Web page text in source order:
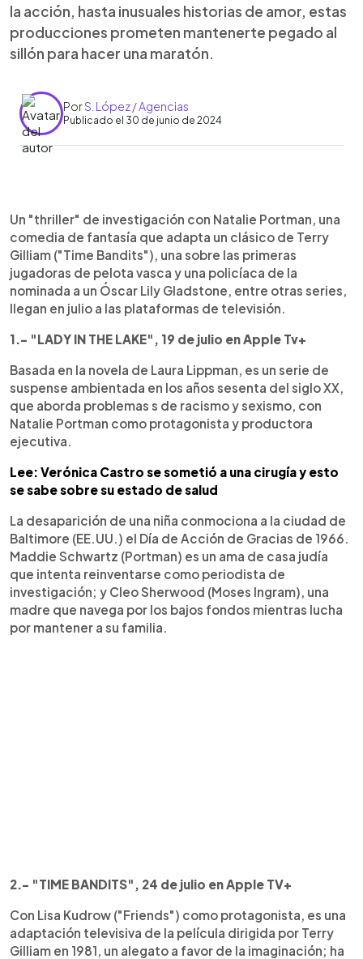
la acción, hasta inusuales historias de amor, estas
producciones prometen mantenerte pegado al
sillón para hacer una maratón.
PorS. López / Agencias
Publicado el 30 de junio de 2024
► Escuchar artículo
Un "thriller" de investigación con Natalie Portman, una
comedia de fantasía que adapta un clásico de Terry
Gilliam ("Time Bandits"), una sobre las primeras
jugadoras de pelota vasca y una policíaca de la
nominada a un Óscar Lily Gladstone, entre otras series,
llegan en julio a las plataformas de televisión.
1.- "LADY IN THE LAKE", 19 de julio en Apple Tv+
Basada en la novela de Laura Lippman, es un serie de
suspense ambientada en los años sesenta del siglo XX,
que aborda problemas s de racismo y sexismo, con
Natalie Portman como protagonista y productora
ejecutiva.
Lee: Verónica Castro se sometió a una cirugía y esto
se sabe sobre su estado de salud
La desaparición de una niña conmociona a la ciudad de
Baltimore (EE.UU.) el Día de Acción de Gracias de 1966.
Maddie Schwartz (Portman) es un ama de casa judía
que intenta reinventarse como periodista de
investigación; y Cleo Sherwood (Moses Ingram), una
madre que navega por los bajos fondos mientras lucha
por mantener a su familia.
2.- "TIME BANDITS", 24 de julio en Apple TV+
Con Lisa Kudrow ("Friends") como protagonista, es una
adaptación televisiva de la película dirigida por Terry
Gilliam en 1981, un alegato a favor de la imaginación; ha